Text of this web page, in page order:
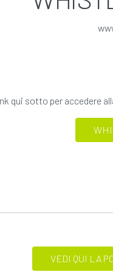
qui sotto per accedere
VEDI QUI LA